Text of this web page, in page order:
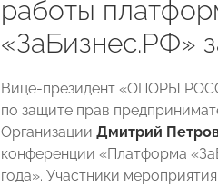
работы
«ЗаБизнес.РФ»
Вице-президент «ОПОРЫ
по защите прав
Организации Дмитрий
конференции «Платформа
года». Участники